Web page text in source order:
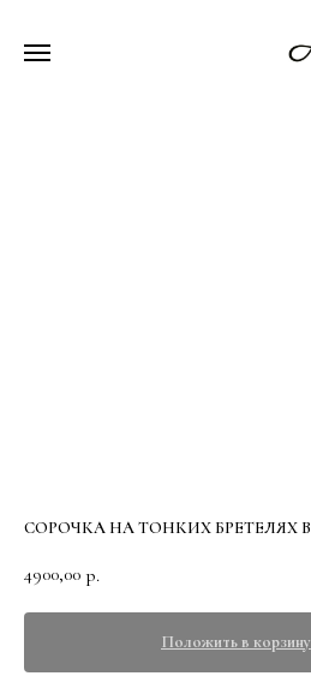
СОРОЧКА НА ТОНКИХ БРЕТЕЛЯХ
4900,00 р.
Положить в корзину